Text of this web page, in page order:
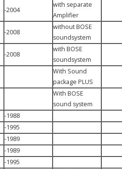
-2004
with separate
Amplifier
-2008
without BOSE
soundsystem
-2008
with BOSE
soundsystem
With Sound
package PLUS
With BOSE
sound system
-1988
-1995
-1989
-1989
-1995